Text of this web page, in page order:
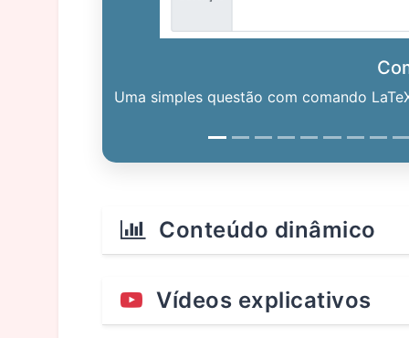
Uma simples questão com comando
Conteúdo dinâmico
Vídeos explicativos